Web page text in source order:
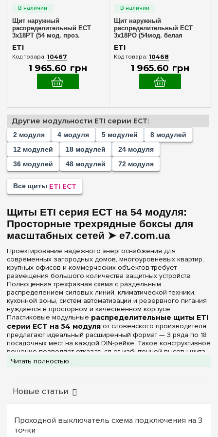
4(+3)
5(+1)
8 (+2)
12(+2)
18(+2)
48(+2)
54
72(+2)
Комплектация клеммами PE+N
В комплекте(2)
Материал корпуса
Пластик(2)
Дверца
Белая(1)
Прозрачная(1)
Серия
ECM(+2)
ECT
ERP(+1)
WRP(+1)
Цвет корпуса
IP40(2)
Щит наружный
распределительный ECT
3x18PT (54 мод. проз.
ETI
10467
1 965.60 грн
Щит наружный
распределительный ECT
3x18PO (54мод. белая
ETI
10468
1 965.60 грн
Другие модульности ETI серии ECT:
2 модуля 4 модуля 5 модулей
8 модулей
12 модулей
18 модулей
24 модуля
36 модулей
48 модулей 72 модуля
Все щиты ETI ECT
Щиты ETI серия ECT на 54 модуля:
Просторные трехрядные боксы для
масштабных сетей ➤ e7.com.ua
Проектирование надежного энергоснабжения для
современных загородных домов, многоуровневых квартир,
крупных офисов и коммерческих объектов требует
размещения большого количества защитных устройств.
Полноценная трехфазная схема с раздельным
распределением силовых линий, климатической техники,
кухонной зоны, систем автоматизации и резервного питания
нуждается в просторном и качественном корпусе.
Пластиковые модульные распределительные щиты ETI
серии ECT на 54 модуля от словенского производителя
предлагают идеальный расширенный формат — 3 ряда по 18
посадочных мест на каждой DIN-рейке. Такое конструктивное
решение позволяет отказаться от избыточной высоты щита,
обеспечивая удобную горизонтальную компоновку
Интернет-магазин e7.com.ua
боксы ETI серии ECT на 54 модуля во всех доступных
термопластика белого цвета. Этот материал обладает
отличными диэлектрическими свойствами, устойчив к
Читать полностью...
Новые статьи
Проходной выключатель схема подключения на 3
точки